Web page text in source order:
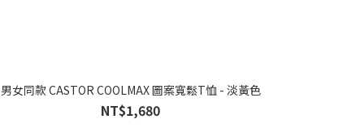
男女同款 CASTOR COOLMAX 圖案寬鬆T恤 - 淡黃色
NT$1,680